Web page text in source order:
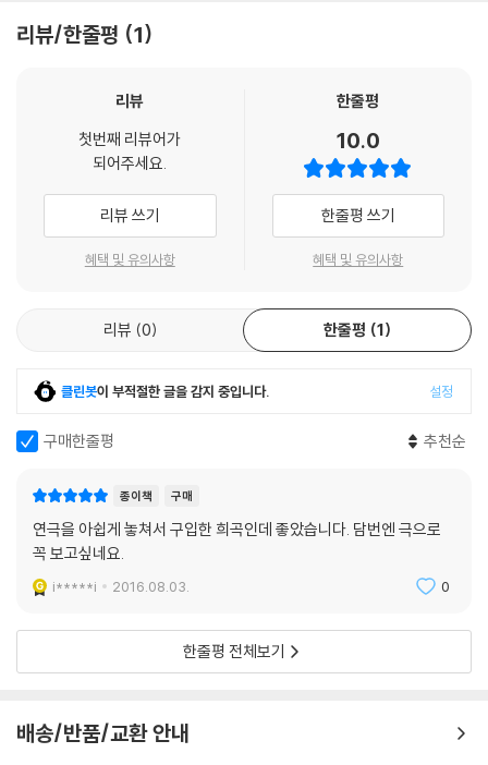
려워하는 대중적 장르의 관습을 전복한다.- 장정일(소설가이자 시인, 「’박
지극히 작은 개인의 삶 속에 교차하고 있는 역사의 흔적을 조우한다. - 김
소연(연극평론가, 「대대손손」리뷰)
박근형의 연극에는 기존 연극어법으로는 잘 설명되지 않는 유희적인 장면
은 신선함과 충격이 존재한다. - 이영미(연극평론가, 「대대손손」리뷰)
조각이 모여 하나의 그림을 만드는 모자이크처럼 이들 사건은 ‘인간 이야
기’로 수렴된다. - 뉴시스(「모든 군인은 불쌍하다」리뷰)
수중고혼이자 생존자 내면의 검은 상흔, 죽은 이도 살아남은 이도 군인은
리뷰/한줄평 1
리뷰
첫번째 리뷰어가
되어주세요.
리뷰 쓰기
혜택 및 유의사항
한줄평
10.0
한줄평 쓰기
혜택 및 유의사항
리뷰 0 한줄평 1
클린봇이 부적절한 글을 감지 중입니다. 설정
구매한줄평 추천순
종이책 구매
연극을 아쉽게 놓쳐서 구입한 희곡인데 좋았습니다. 담번엔 극으로
꼭 보고싶네요.
i*****i 2016.08.03. 0
한줄평 전체보기
배송/반품/교환 안내